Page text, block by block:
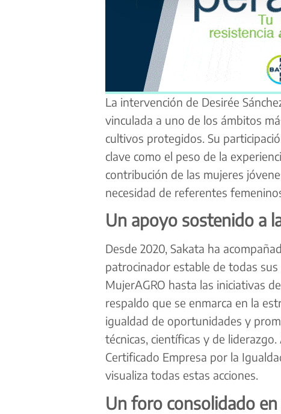
La intervención de Desirée
vinculada a uno de los ámbitos
cultivos protegidos. Su
clave como el peso de la
contribución de las mujeres
necesidad de referentes
Un apoyo sostenido a
Desde 2020, Sakata ha
patrocinador estable de todas sus
MujerAGRO hasta las iniciativas
respaldo que se enmarca en la
igualdad de oportunidades y
técnicas, científicas y de liderazgo.
Certificado Empresa por la
visualiza todas estas acciones.
Un foro consolidado